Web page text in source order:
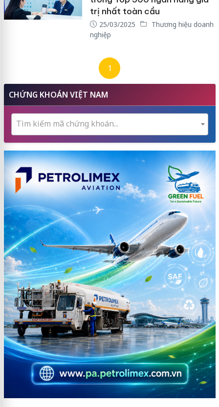
trị nhất toàn cầu
25/03/2025
Thương hiệu doanh
nghiệp
1
CHỨNG KHOÁN VIỆT NAM
Tìm kiếm mã chứng khoán...